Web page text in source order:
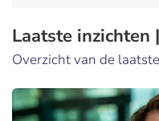
Laatste inzichten
Overzicht van de